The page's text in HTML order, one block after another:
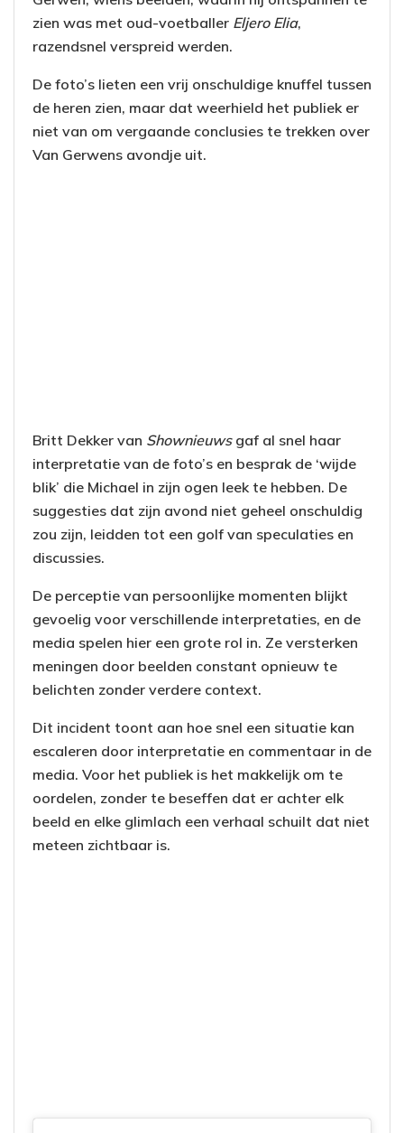
zien was met oud-voetballer Eljero Elia,
razendsnel verspreid werden.
De foto’s lieten een vrij onschuldige knuffel tussen
de heren zien, maar dat weerhield het publiek er
niet van om vergaande conclusies te trekken over
Van Gerwens avondje uit.
Britt Dekker van Shownieuwsgaf al snel haar
interpretatie van de foto’s en besprak de ‘wijde
blik’ die Michael in zijn ogen leek te hebben. De
suggesties dat zijn avond niet geheel onschuldig
zou zijn, leidden tot een golf van speculaties en
discussies.
De perceptie van persoonlijke momenten blijkt
gevoelig voor verschillende interpretaties, en de
media spelen hier een grote rol in. Ze versterken
meningen door beelden constant opnieuw te
belichten zonder verdere context.
Dit incident toont aan hoe snel een situatie kan
escaleren door interpretatie en commentaar in de
media. Voor het publiek is het makkelijk om te
oordelen, zonder te beseffen dat er achter elk
beeld en elke glimlach een verhaal schuilt dat niet
meteen zichtbaar is.